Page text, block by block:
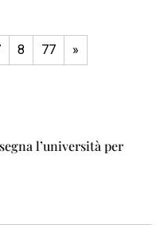
8 77 »
l’università per